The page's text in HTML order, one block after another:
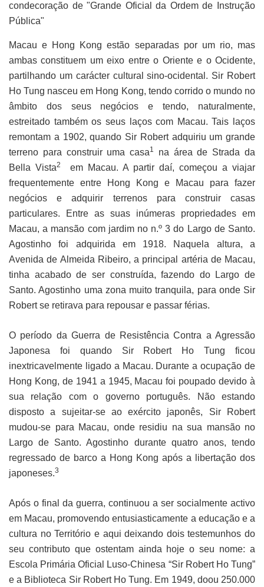
condecoração de "Grande Oficial da Ordem de Instrução
Pública"
Macau e Hong Kong estão separadas por um rio, mas
ambas constituem um eixo entre o Oriente e o Ocidente,
partilhando um carácter cultural sino-ocidental. Sir Robert
Ho Tung nasceu em Hong Kong, tendo corrido o mundo no
âmbito dos seus negócios e tendo, naturalmente,
estreitado também os seus laços com Macau. Tais laços
remontam a 1902, quando Sir Robert adquiriu um grande
terreno para construir uma casa1
na área de Strada da
Bella Vista2
em Macau. A partir daí, começou a viajar
frequentemente entre Hong Kong e Macau para fazer
negócios e adquirir terrenos para construir casas
particulares. Entre as suas inúmeras propriedades em
Macau, a mansão com jardim no n.º 3 do Largo de Santo.
Agostinho foi adquirida em 1918. Naquela altura, a
Avenida de Almeida Ribeiro, a principal artéria de Macau,
tinha acabado de ser construída, fazendo do Largo de
Santo. Agostinho uma zona muito tranquila, para onde Sir
Robert se retirava para repousar e passar férias.
O período da Guerra de Resistência Contra a Agressão
Japonesa foi quando Sir Robert Ho Tung ficou
inextricavelmente ligado a Macau. Durante a ocupação de
Hong Kong, de 1941 a 1945, Macau foi poupado devido à
sua relação com o governo português. Não estando
disposto a sujeitar-se ao exército japonês, Sir Robert
mudou-se para Macau, onde residiu na sua mansão no
Largo de Santo. Agostinho durante quatro anos, tendo
regressado de barco a Hong Kong após a libertação dos
japoneses.3
Após o final da guerra, continuou a ser socialmente activo
em Macau, promovendo entusiasticamente a educação e a
cultura no Território e aqui deixando dois testemunhos do
seu contributo que ostentam ainda hoje o seu nome: a
Escola Primária Oficial Luso-Chinesa “Sir Robert Ho Tung”
e a Biblioteca Sir Robert Ho Tung. Em 1949, doou 250.000